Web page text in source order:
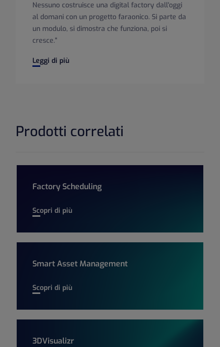
Nessuno costruisce una digital factory dall'oggi
al domani con un progetto faraonico. Si parte da
un modulo, si dimostra che funziona, poi si
cresce."
Leggi di più
Digital factory in azione: come l'innovazione ridefinisce i
Prodotti correlati
Factory Scheduling
Scopri di più
Factory Scheduling
Smart Asset Management
Scopri di più
Smart Asset Management
3DVisualizr